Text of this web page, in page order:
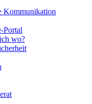
Kommunikation
Portal
wo?